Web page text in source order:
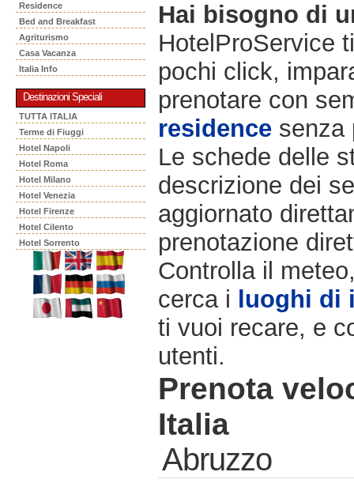
Residence
Bed and Breakfast
Agriturismo
Casa Vacanza
Italia Info
Destinazioni Speciali
TUTTA ITALIA
Terme di Fiuggi
Hotel Napoli
Hotel Roma
Hotel Milano
Hotel Venezia
Hotel Firenze
Hotel Cilento
Hotel Sorrento
Hai bisogno di
HotelProService
pochi click,
prenotare con
residence senza
Le schede delle
descrizione dei
aggiornato
prenotazione
Controlla il
cerca i
luoghi di
ti vuoi recare, e
utenti.
Prenota
Italia
Abruzzo